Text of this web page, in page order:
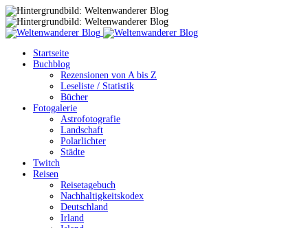
Startseite
Buchblog
Rezensionen von A bis Z
Leseliste / Statistik
Bücher
Fotogalerie
Astrofotografie
Landschaft
Polarlichter
Städte
Twitch
Reisen
Reisetagebuch
Nachhaltigkeitskodex
Deutschland
Irland